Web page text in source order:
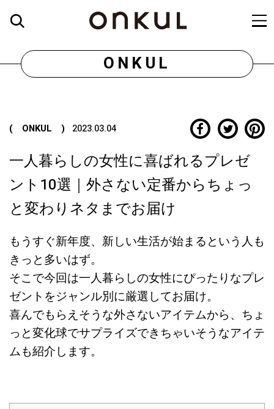
ONKUL
( ONKUL ) 2023.03.04
一人暮らしの女性に喜ばれるプレゼ
ント10選｜外さない定番からちょっ
と変わりネタまでお届け
もうすぐ新年度、新しい生活が始まるという人も
きっと多いはず。
そこで今回は一人暮らしの女性にぴったりなプレ
ゼントをジャンル別に厳選してお届け。
喜んでもらえそうな外さないアイテムから、ちょ
っと変化球でサプライズできちゃいそうなアイテ
ムも紹介します。